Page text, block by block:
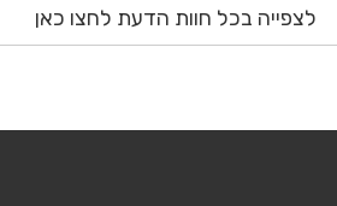
לצפייה בכל חוות הדעת לחצו כאן